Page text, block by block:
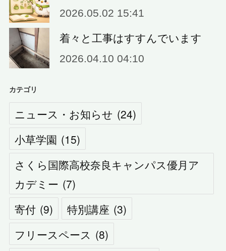
2026.05.02 15:41
着々と工事はすすんでいます
2026.04.10 04:10
カテゴリ
ニュース・お知らせ (24)
小草学園 (15)
さくら国際高校奈良キャンパス優月ア
カデミー (7)
寄付 (9) 特別講座 (3)
フリースペース (8)